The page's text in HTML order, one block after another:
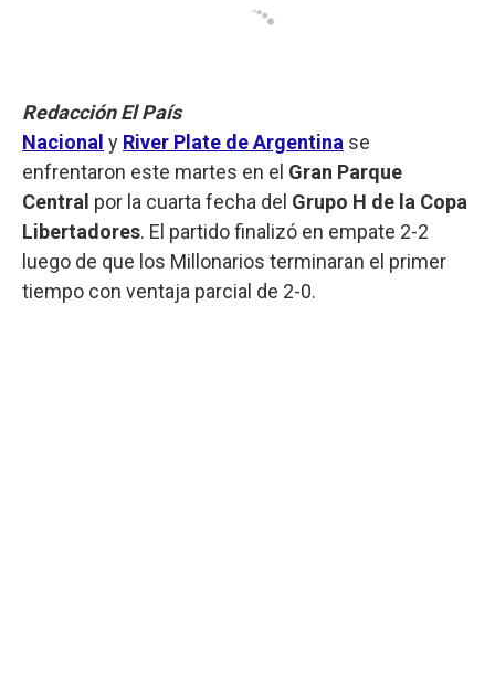
Redacción El País
Nacional y River Plate de Argentina se
enfrentaron este martes en el Gran Parque
Central por la cuarta fecha del Grupo H de la Copa
Libertadores. El partido finalizó en empate 2-2
luego de que los Millonarios terminaran el primer
tiempo con ventaja parcial de 2-0.